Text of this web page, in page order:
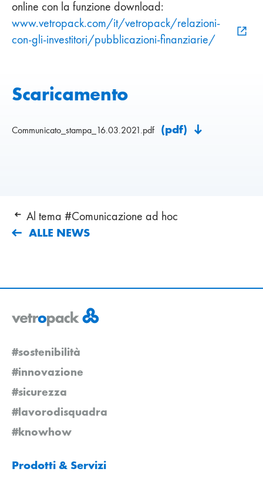
online con la funzione download:
www.vetropack.com/it/vetropack/relazioni-
con-gli-investitori/pubblicazioni-finanziarie/
Scaricamento
Communicato_stampa_16.03.2021.pdf (pdf)
Al tema #Comunicazione ad hoc
ALLE NEWS
#sostenibilità
#innovazione
#sicurezza
#lavorodisquadra
#knowhow
Prodotti & Servizi